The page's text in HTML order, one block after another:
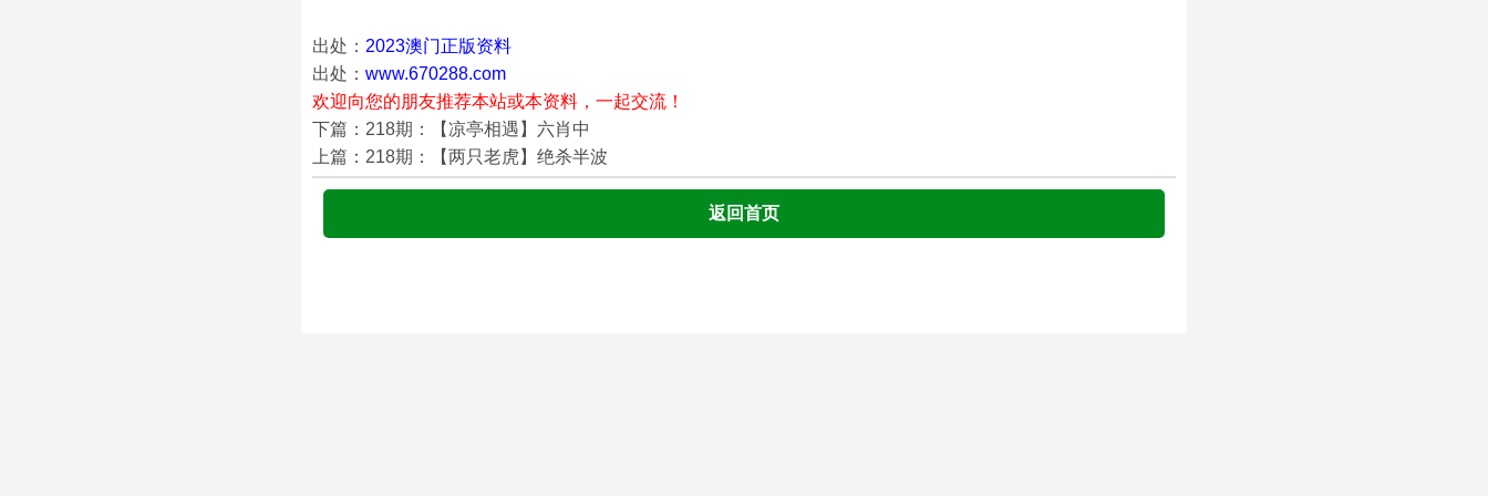
出处： 2023澳门正版资料
出处： www.670288.com
欢迎向您的朋友推荐本站或本资料，一起交流！
下篇：218期：【凉亭相遇】六肖中
上篇：218期：【两只老虎】绝杀半波
返回首页